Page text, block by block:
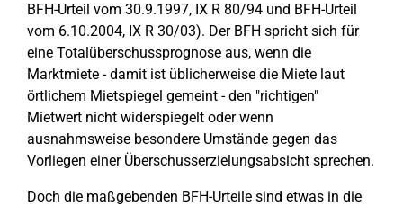
BFH-Urteil vom 30.9.1997, IX R 80/94 und BFH-Urteil
vom 6.10.2004, IX R 30/03). Der BFH spricht sich für
eine Totalüberschussprognose aus, wenn die
Marktmiete - damit ist üblicherweise die Miete laut
örtlichem Mietspiegel gemeint - den "richtigen"
Mietwert nicht widerspiegelt oder wenn
ausnahmsweise besondere Umstände gegen das
Vorliegen einer Überschusserzielungsabsicht sprechen.
Doch die maßgebenden BFH-Urteile sind etwas in die